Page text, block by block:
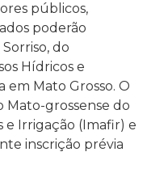
públicos,
poderão
do
Hídricos e
em Mato Grosso. O
grossense do
e Irrigação (Imafir) e
inscrição prévia